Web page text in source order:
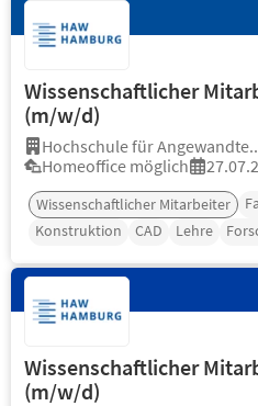
Wissenschaftlicher
(m/w/d)
Hochschule für
Homeoffice möglich
Wissenschaftlicher Mitarbeiter
Konstruktion
CAD Lehre
Wissenschaftlicher
(m/w/d)